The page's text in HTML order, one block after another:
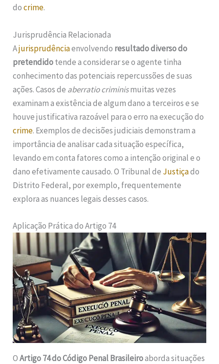
docrime.
Jurisprudência Relacionada
Ajurisprudênciaenvolvendo resultado diverso do
pretendidotende a considerar se o agente tinha
conhecimento das potenciais repercussões de suas
ações. Casos de aberratio criminismuitas vezes
examinam a existência de algum dano a terceiros e se
houve justificativa razoável para o erro na execução do
crime. Exemplos de decisões judiciais demonstram a
importância de analisar cada situação específica,
levando em conta fatores como a intenção original e o
dano efetivamente causado. O Tribunal de Justiçado
Distrito Federal, por exemplo, frequentemente
explora as nuances legais desses casos.
Aplicação Prática do Artigo 74
OArtigo 74 do Código Penal Brasileiroaborda situações